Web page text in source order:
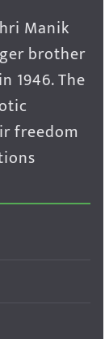
Manik
brother
1946. The
freedom